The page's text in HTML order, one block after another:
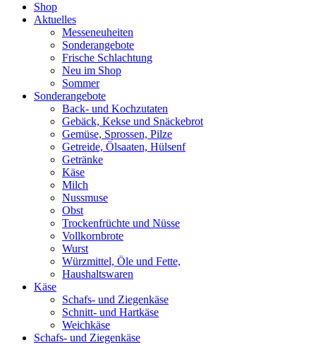
Shop
Aktuelles
Messeneuheiten
Sonderangebote
Frische Schlachtung
Neu im Shop
Sommer
Sonderangebote
Back- und Kochzutaten
Gebäck, Kekse und Snäckebrot
Gemüse, Sprossen, Pilze
Getreide, Ölsaaten, Hülsenf
Getränke
Käse
Milch
Nussmuse
Obst
Trockenfrüchte und Nüsse
Vollkornbrote
Wurst
Würzmittel, Öle und Fette,
Haushaltswaren
Käse
Schafs- und Ziegenkäse
Schnitt- und Hartkäse
Weichkäse
Schafs- und Ziegenkäse